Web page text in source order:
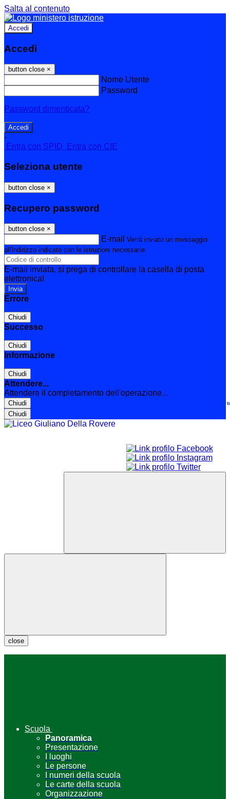
Salta al contenuto
Accedi
Accedi
button close ×
Nome Utente
Password
Password dimenticata?
-
Entra con SPID
Entra con CIE
Seleziona utente
button close ×
Recupero password
button close ×
E-mail Verrà inviato un messaggio
all'indirizzo indicato con le istruzioni necessarie.
E-mail inviata, si prega di controllare la casella di posta
elettronica!
Errore
Chiudi
Successo
Chiudi
Informazione
Chiudi
Attendere...
Attendere il completamento dell'operazione...
Chiudi
Chiudi
Le
close
Scuola
Panoramica
Presentazione
I luoghi
Le persone
I numeri della scuola
Le carte della scuola
Organizzazione